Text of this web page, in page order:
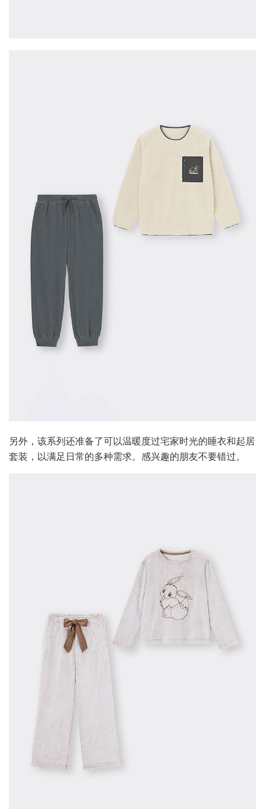
另外，该系列还准备了可以温暖度过宅家时光的睡衣和起居
套装，以满足日常的多种需求。感兴趣的朋友不要错过。